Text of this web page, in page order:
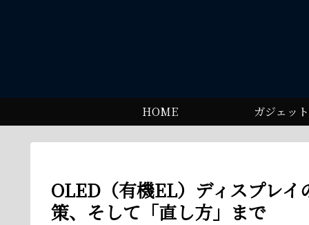
HOME ガジェット
OLED（有機EL）ディスプレ
策、そして「直し方」まで